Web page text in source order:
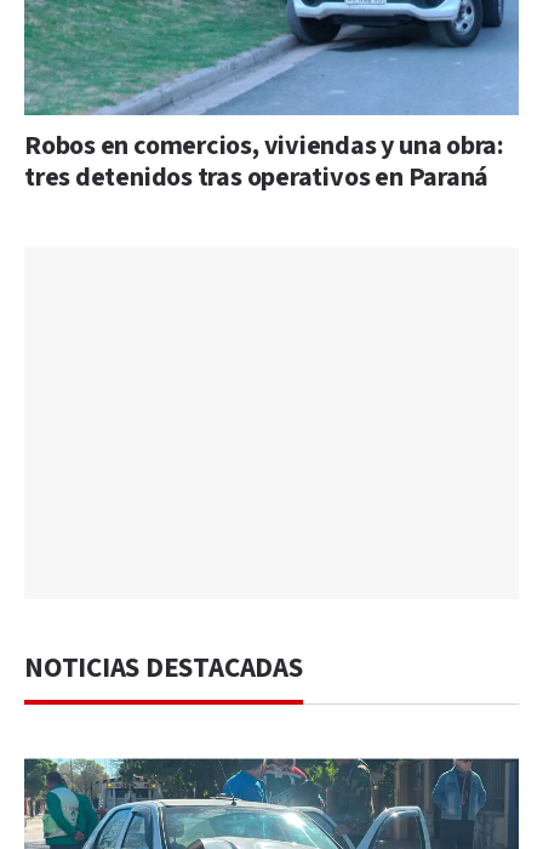
Robos en comercios, viviendas y una obra:
tres detenidos tras operativos en Paraná
NOTICIAS DESTACADAS